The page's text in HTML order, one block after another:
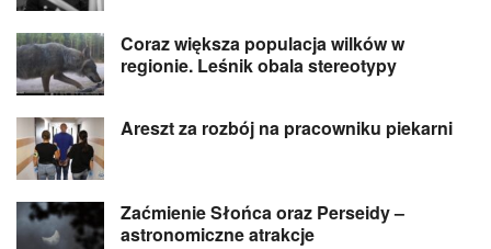
Coraz większa populacja wilków w
regionie. Leśnik obala stereotypy
Areszt za rozbój na pracowniku piekarni
Zaćmienie Słońca oraz Perseidy –
astronomiczne atrakcje